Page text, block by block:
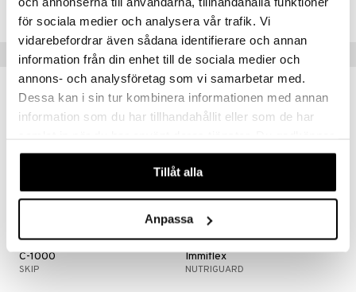
för sociala medier och analysera vår trafik. Vi
vidarebefordrar även sådana identifierare och annan
information från din enhet till de sociala medier och
annons- och analysföretag som vi samarbetar med.
Dessa kan i sin tur kombinera informationen med annan
information som du har tillhandahållit eller som de har
våra cookies vid fortsatt användande av vår webbplats.
Tillåt alla
Anpassa
Lägsta pris senaste 30 dagarna: 181 kr
Populära produkter
C-1000
SKIP
Immiflex
NUTRIGUARD